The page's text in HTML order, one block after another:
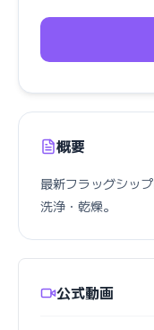
概要
最新フラッグシッ
洗浄・乾燥。
公式動画